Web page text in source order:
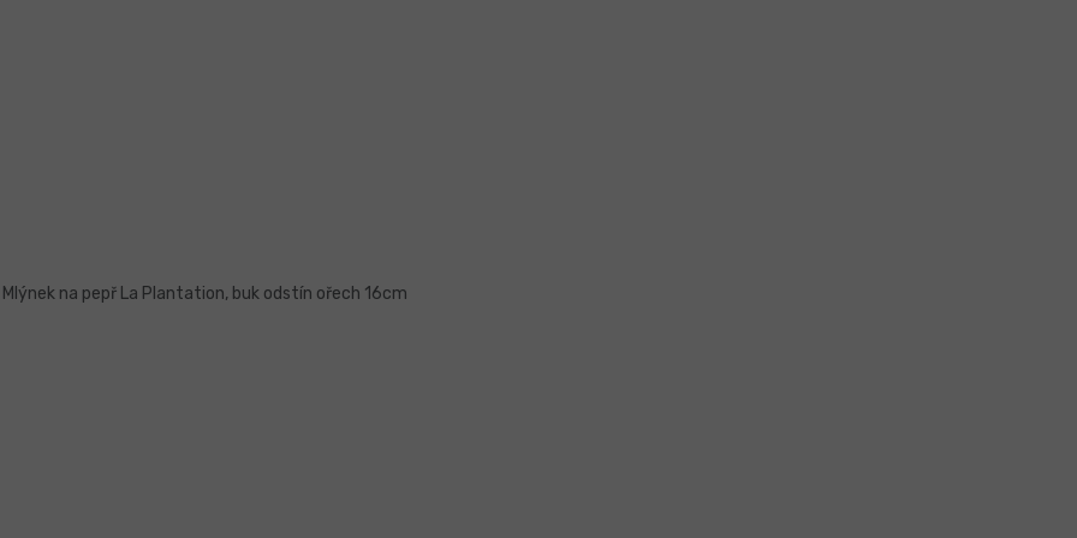
Mlýnek na pepř La Plantation, buk odstín ořech 16cm